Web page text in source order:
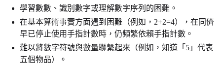
學習數數、識別數字或理解數字序列的困難。
在基本算術事實方面遇到困難（例如，2+2=4），在同儕
早已停止使用手指計數時，仍頻繁依賴手指計數。
難以將數字符號與數量聯繫起來（例如，知道「5」代表
五個物品）。